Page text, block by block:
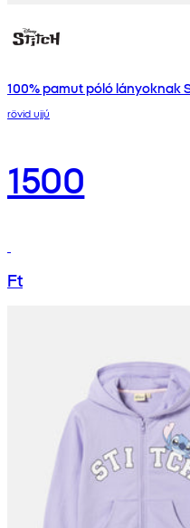
100% pamut póló lányoknak
rövid ujjú
1500
Ft